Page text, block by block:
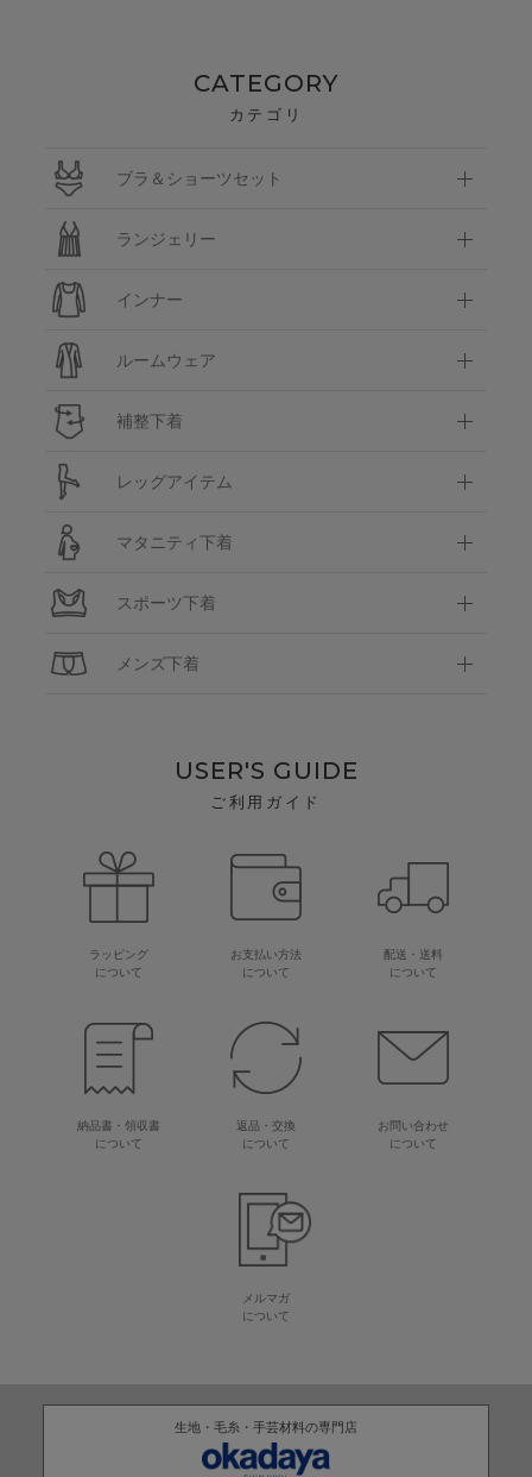
CATEGORY
カテゴリ
ブラ＆ショーツセット
ランジェリー
インナー
ルームウェア
補整下着
レッグアイテム
マタニティ下着
スポーツ下着
メンズ下着
USER'S GUIDE
ご利用ガイド
ラッピング
について
お支払い方法
について
配送・送料
について
納品書・領収書
について
返品・交換
について
お問い合わせ
について
メルマガ
について
生地・毛糸・手芸材料の専門店